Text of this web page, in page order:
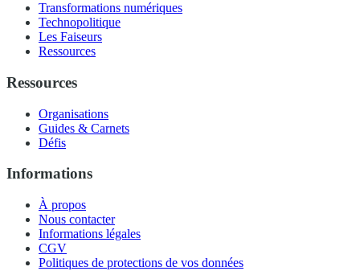
Transformations numériques
Technopolitique
Les Faiseurs
Ressources
Ressources
Organisations
Guides & Carnets
Défis
Informations
À propos
Nous contacter
Informations légales
CGV
Politiques de protections de vos données